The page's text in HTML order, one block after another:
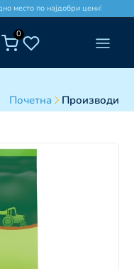
место по најдобри цени!
0
Почетна
Производи